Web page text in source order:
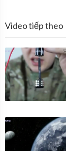
Video tiếp theo